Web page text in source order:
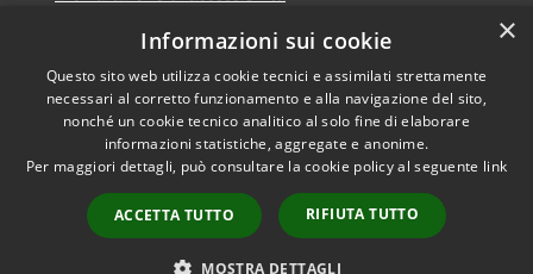
Statistica accessi
Accessibilità
Copyright © 2026 • Comune di
Santa Maria di Licodia •
Powered byMunicipium
Accesso redazione
×
Informazioni sui cookie
Questo sito web utilizza cookie tecnici e assimilati strettamente
necessari al corretto funzionamento e alla navigazione del sito,
nonché un cookie tecnico analitico al solo fine di elaborare
informazioni statistiche, aggregate e anonime.
Per maggiori dettagli, può consultare la cookie policy al seguente link
ACCETTA TUTTO RIFIUTA TUTTO
MOSTRA DETTAGLI